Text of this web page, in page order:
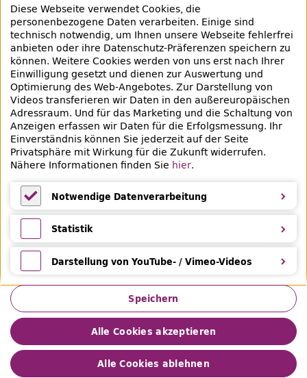
Bibliotheksausweis
Highlights
Veranstaltungen & Lernangebote
Veranstaltungsübersicht
Lern- und Beratungsangebote
Eltern & Kinder
Ferien
Medientipps und Angebote
Impressum Datenschutz
Leichte Sprache
Gebärdensprache
Privatsphäre
Barrierefreiheit
Hilfe &
Diese Webseite verwendet Cookies, die
personenbezogene Daten verarbeiten. Einige sind
technisch notwendig, um Ihnen unsere Webseite fehlerfrei
anbieten oder ihre Datenschutz-Präferenzen speichern zu
können. Weitere Cookies werden von uns erst nach Ihrer
Einwilligung gesetzt und dienen zur Auswertung und
Optimierung desWeb-Angebotes. Zur Darstellung von
Videos transferieren wir Daten in den außereuropäischen
Adressraum. Und für das Marketing und die Schaltung von
Anzeigen erfassen wir Daten für die Erfolgsmessung. Ihr
Einverständnis können Sie jederzeit auf der Seite
Privatsphäre mit Wirkung für die Zukunft widerrufen.
Nähere Informationen finden Sie hier.
Notwendige Datenverarbeitung
Notwendige Datenverarbeitung
Statistik
StatistikDarstellung von YouTube- / Vimeo-Videos
Darstellung von YouTube- / Vimeo-Videos
Speichern
Alle Cookies akzeptieren
Alle Cookies ablehnen